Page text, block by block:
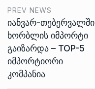
PREV NEWS
იანვარ-თებერვალში
ხორბლის იმპორტი
გაიზარდა – TOP-5
იმპორტიორი
კომპანია